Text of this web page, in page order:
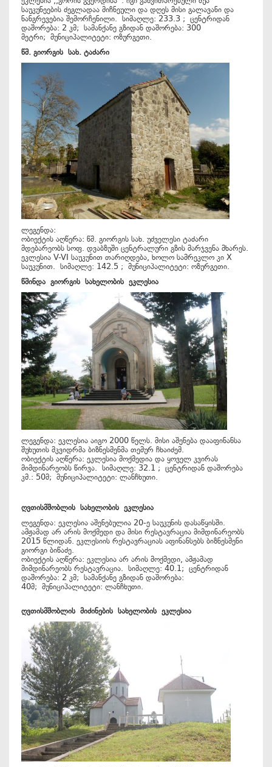
საუკუნეების ძეგლადაა მიჩნეული და დღეს მისი გალავანი და
ნანგრევებია შემორჩენილი. სიმაღლე: 233.3 ; ცენტრიდან
დაშორება: 2 კმ; სამანქანე გზიდან დაშორება: 300
მეტრი; მუნიციპალიტეტი: ოზურგეთი.
წმ. გიორგის სახ. ტაძარი
ლეგენდა:
ობიექტის აღწერა: წმ. გიორგის სახ. უძველესი ტაძარი
მდებარეობს სოფ. დვაბზუში ცენტრალური გზის მარჯვენა მხარეს.
ეკლესია V-VI საუკუნით თარიღდება, ხოლო სამრეკლო კი X
საუკუნით. სიმაღლე: 142.5 ; მუნიციპალიტეტი: ოზურგეთი.
წმინდა გიორგის სახელობის ეკლესია
ლეგენდა: ეკლესია აიგო 2000 წელს. მისი აშენება დააფინანსა
შუხუთის მკვიდრმა ბიზნესმენმა თემურ ჩხაიძემ.
ობიექტის აღწერა: ეკლესია მოქმედია და ყოველ კვირას
მიმდინარეობს წირვა. სიმაღლე: 32.1 ; ცენტრიდან დაშორება
კმ.: 50მ; მუნიციპალიტეტი: ლანჩხუთი.
ღვთისმშობლის სახელობის ეკლესია
ლეგენდა: ეკლესია აშენებულია 20-ე საუკუნის დასაწყისში.
ამჟამად არ არის მოქმედი და მისი რესტავრაცია მიმდინარეობს
2015 წლიდან. ეკლესიის რესტავრაციას აფინანსებს ბიზნესმენი
გიორგი ბიწაძე.
ობიექტის აღწერა: ეკლესია არ არის მოქმედი, ამჟამად
მიმდინარეობს რესტავრაცია. სიმაღლე: 40.1; ცენტრიდან
დაშორება: 2 კმ; სამანქანე გზიდან დაშორება:
40მ; მუნიციპალიტეტი: ლანჩხუთი.
ღვთისმშობლის მიძინების სახელობის ეკლესია